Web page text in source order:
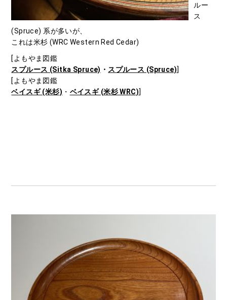
ルー
ス
(Spruce) 系が多いが、
これは米杉 (WRC Western Red Cedar)
[よもやま図鑑
スプルース (Sitka Spruce) ・ スプルース (Spruce)]
[よもやま図鑑
ベイスギ (米杉) ・ ベイスギ (米杉 WRC)]